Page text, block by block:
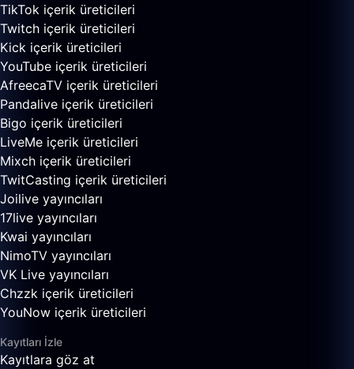
TikTok içerik üreticileri
Twitch içerik üreticileri
Kick içerik üreticileri
YouTube içerik üreticileri
AfreecaTV içerik üreticileri
Pandalive içerik üreticileri
Bigo içerik üreticileri
LiveMe içerik üreticileri
Mixch içerik üreticileri
TwitCasting içerik üreticileri
Joilive yayıncıları
17live yayıncıları
Kwai yayıncıları
NimoTV yayıncıları
VK Live yayıncıları
Chzzk içerik üreticileri
YouNow içerik üreticileri
Kayıtları İzle
Kayıtlara göz at